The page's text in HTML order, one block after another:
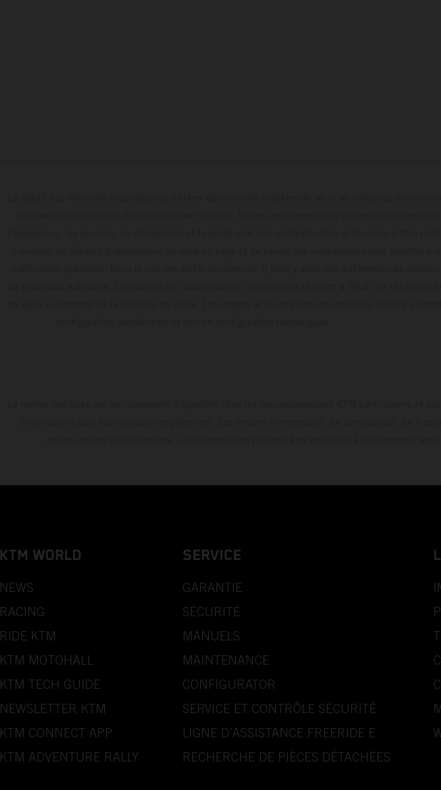
KTM WORLD
NEWS
RACING
RIDE KTM
KTM MOTOHALL
KTM TECH GUIDE
NEWSLETTER KTM
KTM CONNECT APP
KTM ADVENTURE RALLY
SERVICE
GARANTIE
SÉCURITÉ
MANUELS
MAINTENANCE
CONFIGURATOR
SERVICE ET CONTRÔLE SÉCURITÉ
LIGNE D’ASSISTANCE FREERIDE E
RECHERCHE DE PIÈCES DÉTACHÉES